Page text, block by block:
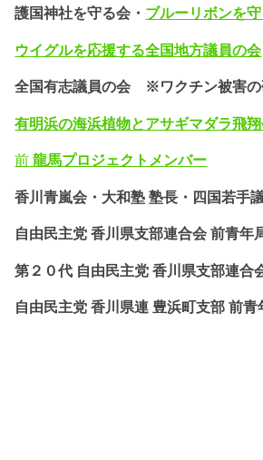
護国神社を守る会・ ブルーリボンを
ウイグルを応援する全国地方議員の会
全国有志議員の会 ※ワクチン被害の
有明浜の海浜植物とアサギマダラ飛
前 龍馬プロジェクトメンバー
香川青嵐会・ 大和塾 塾長・四国若手
自由民主党 香川県支部連合会 前青年
第２０代 自由民主党 香川県支部連合
自由民主党 香川県連 豊浜町支部 前青